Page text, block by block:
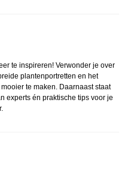
te inspireren! Verwonder je over
plantenportretten en het
te maken. Daarnaast staat
experts én praktische tips voor je